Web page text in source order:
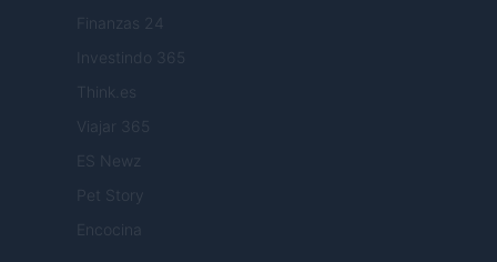
Finanzas 24
Investindo 365
Think.es
Viajar 365
ES Newz
Pet Story
Encocina